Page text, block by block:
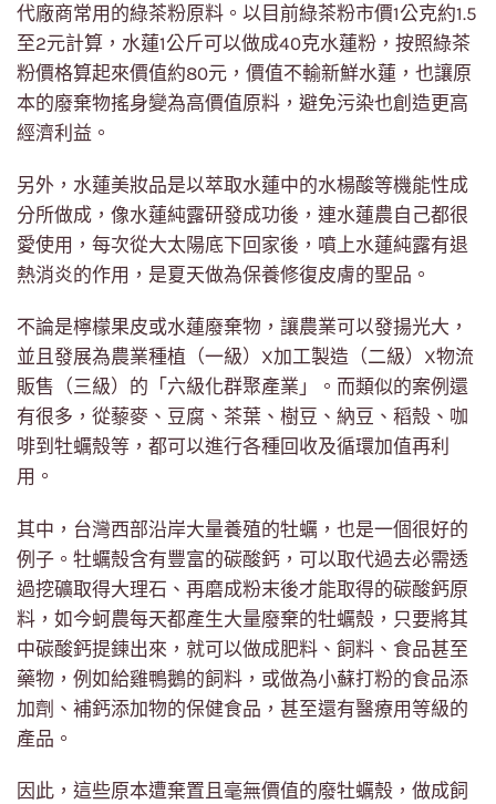
代廠商常用的綠茶粉原料。以目前綠茶粉市價1公克約1.5
至2元計算，水蓮1公斤可以做成40克水蓮粉，按照綠茶
粉價格算起來價值約80元，價值不輸新鮮水蓮，也讓原
本的廢棄物搖身變為高價值原料，避免污染也創造更高
經濟利益。
另外，水蓮美妝品是以萃取水蓮中的水楊酸等機能性成
分所做成，像水蓮純露研發成功後，連水蓮農自己都很
愛使用，每次從大太陽底下回家後，噴上水蓮純露有退
熱消炎的作用，是夏天做為保養修復皮膚的聖品。
不論是檸檬果皮或水蓮廢棄物，讓農業可以發揚光大，
並且發展為農業種植（一級）X加工製造（二級）X物流
販售（三級）的「六級化群聚產業」。而類似的案例還
有很多，從藜麥、豆腐、茶葉、樹豆、納豆、稻殼、咖
啡到牡蠣殼等，都可以進行各種回收及循環加值再利
用。
其中，台灣西部沿岸大量養殖的牡蠣，也是一個很好的
例子。牡蠣殼含有豐富的碳酸鈣，可以取代過去必需透
過挖礦取得大理石、再磨成粉末後才能取得的碳酸鈣原
料，如今蚵農每天都產生大量廢棄的牡蠣殼，只要將其
中碳酸鈣提鍊出來，就可以做成肥料、飼料、食品甚至
藥物，例如給雞鴨鵝的飼料，或做為小蘇打粉的食品添
加劑、補鈣添加物的保健食品，甚至還有醫療用等級的
產品。
因此，這些原本遭棄置且毫無價值的廢牡蠣殼，做成飼